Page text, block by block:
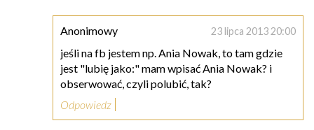
Anonimowy 23 lipca 2013 20:00
jeśli na fb jestem np. Ania Nowak, to tam gdzie
jest "lubię jako:" mam wpisać Ania Nowak? i
obserwować, czyli polubić, tak?
Odpowiedz